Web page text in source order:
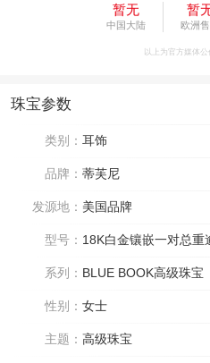
暂无
中国大陆
暂
欧洲
以上为官方媒体
珠宝参数
类别： 耳饰
品牌： 蒂芙尼
发源地： 美国品牌
型号： 18K白金镶嵌一对总
系列： BLUE BOOK高级珠宝
性别： 女士
主题： 高级珠宝